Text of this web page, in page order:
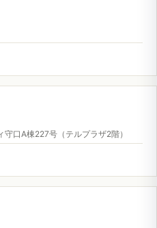
口A棟227号（テルプラザ2階）